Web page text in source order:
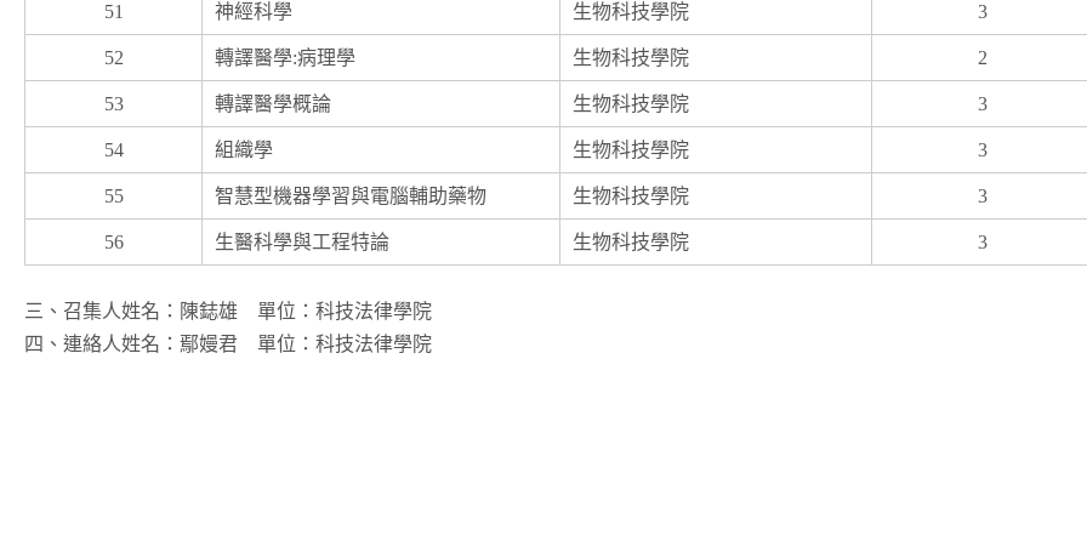
51 神經科學 生物科技學院 3
52 轉譯醫學:病理學 生物科技學院 2
53 轉譯醫學概論 生物科技學院 3
54 組織學 生物科技學院 3
55 智慧型機器學習與電腦輔助藥物 生物科技學院 3
56 生醫科學與工程特論 生物科技學院 3
三、召集人姓名：陳鋕雄 單位：科技法律學院
四、連絡人姓名：鄢嫚君 單位：科技法律學院